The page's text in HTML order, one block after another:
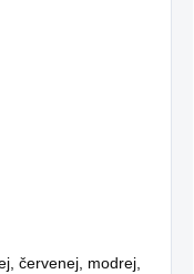
červenej, modrej,